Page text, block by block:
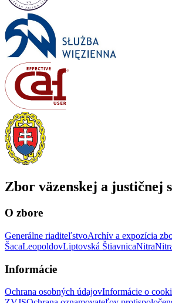
Zbor väzenskej a justičnej
O zbore
Generálne riaditeľstvoArchív a expozícia
ŠacaLeopoldovLiptovská ŠtiavnicaNitra
Informácie
Ochrana osobných údajovInformácie o